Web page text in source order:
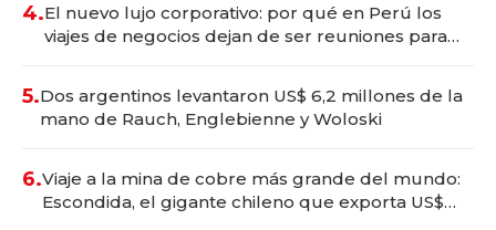
4.El nuevo lujo corporativo: por qué en Perú los
viajes de negocios dejan de ser reuniones para
5.Dos argentinos levantaron US$ 6,2 millones de la
mano de Rauch, Englebienne y Woloski
6.Viaje a la mina de cobre más grande del mundo:
Escondida, el gigante chileno que exporta US$